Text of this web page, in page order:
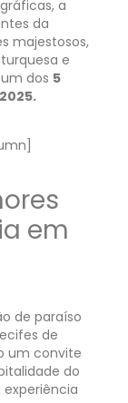
a
da
majestosos,
e
dos 5
em
de paraíso
de
um convite
do